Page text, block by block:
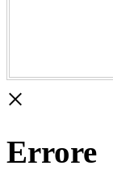
×
Errore